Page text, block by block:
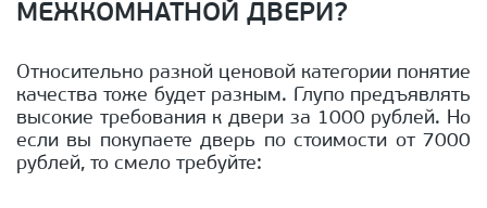
МЕЖКОМНАТНОЙ ДВЕРИ?
Относительно разной ценовой категории понятие
качества тоже будет разным. Глупо предъявлять
высокие требования к двери за 1000 рублей. Но
если вы покупаете дверь по стоимости от 7000
рублей, то смело требуйте: